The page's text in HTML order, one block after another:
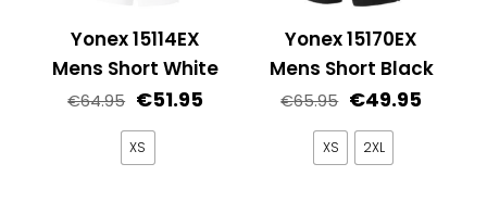
gekozen
worden
op
de
productpagina
op
de
productpagina
Yonex 15114EX
Mens Short White
€64.95 Oorspronkelijke
prijs
was:
€51.95Huidige
XS
Yonex 15170EX
Mens Short Black
€65.95
prijs
was:
€49.95
XS 2XL